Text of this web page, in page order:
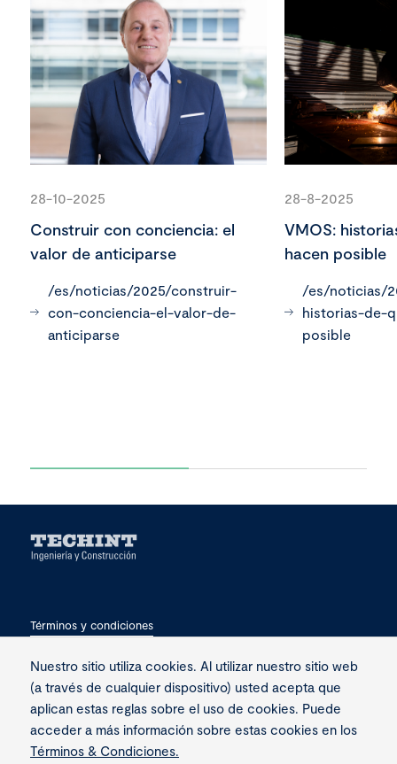
28-10-2025
Construir con conciencia: el
valor de anticiparse
/es/noticias/2025/construir-
con-conciencia-el-valor-de-
anticiparse
28-8-2025
VMOS:
hacen posible
/es/noticias/
historias-de-
posible
Términos y condiciones
Privacidad
Contacto
Nuestro sitio utiliza cookies. Al utilizar nuestro sitio web
(a través de cualquier dispositivo) usted acepta que
aplican estas reglas sobre el uso de cookies. Puede
acceder a más información sobre estas cookies en los
Términos & Condiciones.